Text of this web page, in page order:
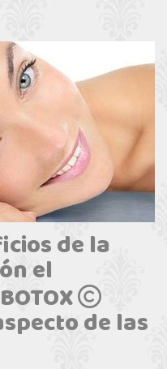
de la
el
de las